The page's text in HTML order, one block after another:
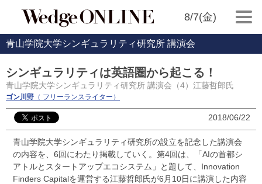
8/7(金)
青山学院大学シンギュラリティ研究所 講演会
シンギュラリティは英語圏から起こる！
青山学院大学シンギュラリティ研究所 講演会（4）江藤哲郎氏
ゴン川野 （ フリーランスライター）
2018/06/22
青山学院大学シンギュラリティ研究所の設立を記念した講演会
の内容を、6回にわたり掲載していく。第4回は、「AIの首都シ
アトルとスタートアップエコシステム」と題して、Innovation
Finders Capitalを運営する江藤哲郎氏が6月10日に講演した内容